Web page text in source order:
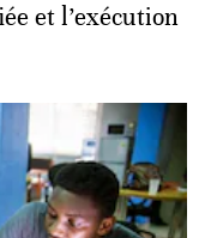
et l’exécution